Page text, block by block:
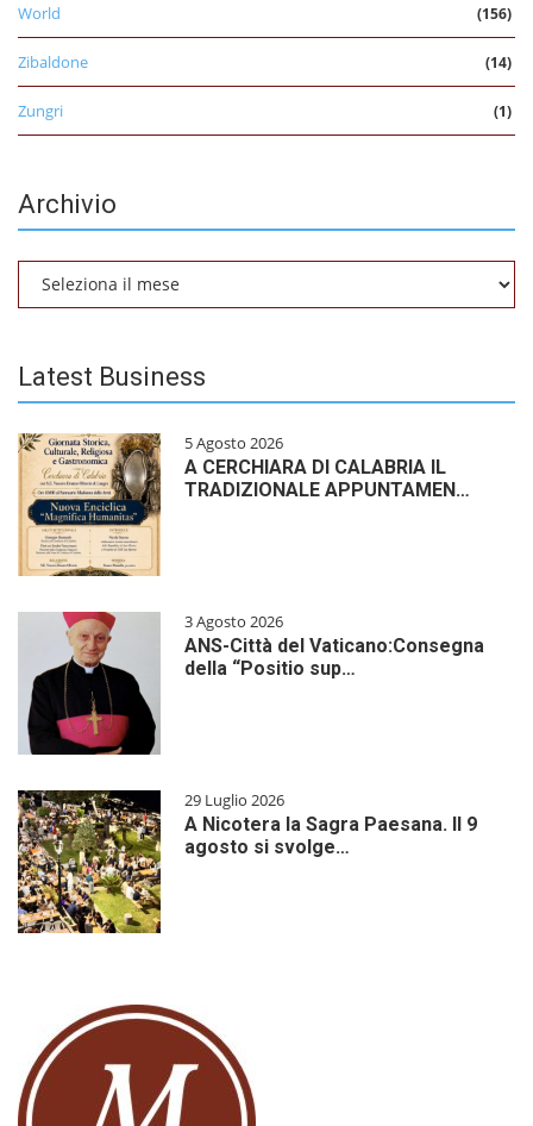
World (156)
Zibaldone (14)
Zungri (1)
Archivio
Latest Business
5 Agosto 2026
A CERCHIARA DI CALABRIA IL
TRADIZIONALE APPUNTAMEN…
3 Agosto 2026
ANS-Città del Vaticano:Consegna
della “Positio sup…
29 Luglio 2026
A Nicotera la Sagra Paesana. Il 9
agosto si svolge…